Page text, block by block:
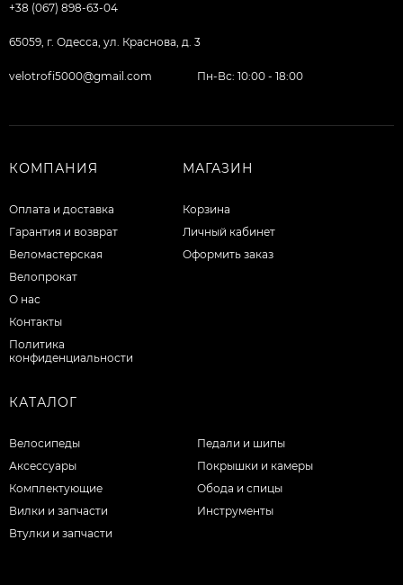
+38 (067) 898-63-04
65059, г. Одесса, ул. Краснова, д. 3
velotrofi5000@gmail.com Пн-Вс: 10:00 - 18:00
КОМПАНИЯ
Оплата и доставка
Гарантия и возврат
Веломастерская
Велопрокат
О нас
Контакты
Политика
конфиденциальности
МАГАЗИН
Корзина
Личный кабинет
Оформить заказ
КАТАЛОГ
Велосипеды
Аксессуары
Комплектующие
Вилки и запчасти
Втулки и запчасти
Педали и шипы
Покрышки и камеры
Обода и спицы
Инструменты